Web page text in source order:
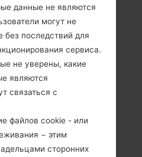
данные не являются
могут не
без последствий для
сервиса.
не уверены, какие
являются
связаться с
файлов cookie - или
− этим
сторонних